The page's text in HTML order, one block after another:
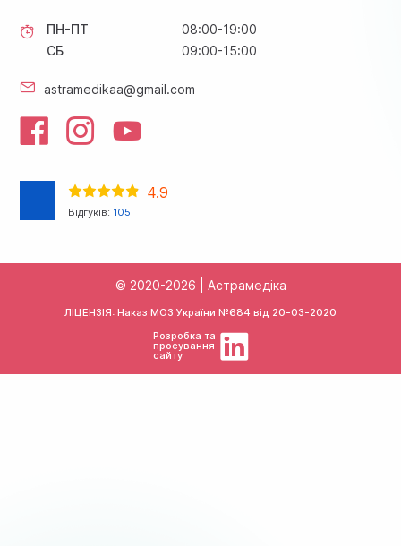
ПН-ПТ
08:00-19:00
СБ
09:00-15:00
astramedikaa@gmail.com
4.9
Відгуків: 105
© 2020-2026 | Астрамедіка
ЛІЦЕНЗІЯ: Наказ МОЗ України №684 від 20-03-2020
Розробка та
просування
сайту